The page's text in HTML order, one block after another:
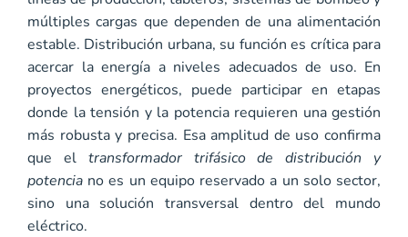
múltiples cargas que dependen de una alimentación
estable. Distribución urbana, su función es crítica para
acercar la energía a niveles adecuados de uso. En
proyectos energéticos, puede participar en etapas
donde la tensión y la potencia requieren una gestión
más robusta y precisa. Esa amplitud de uso confirma
que el transformador trifásico de distribución y
potencia no es un equipo reservado a un solo sector,
sino una solución transversal dentro del mundo
eléctrico.